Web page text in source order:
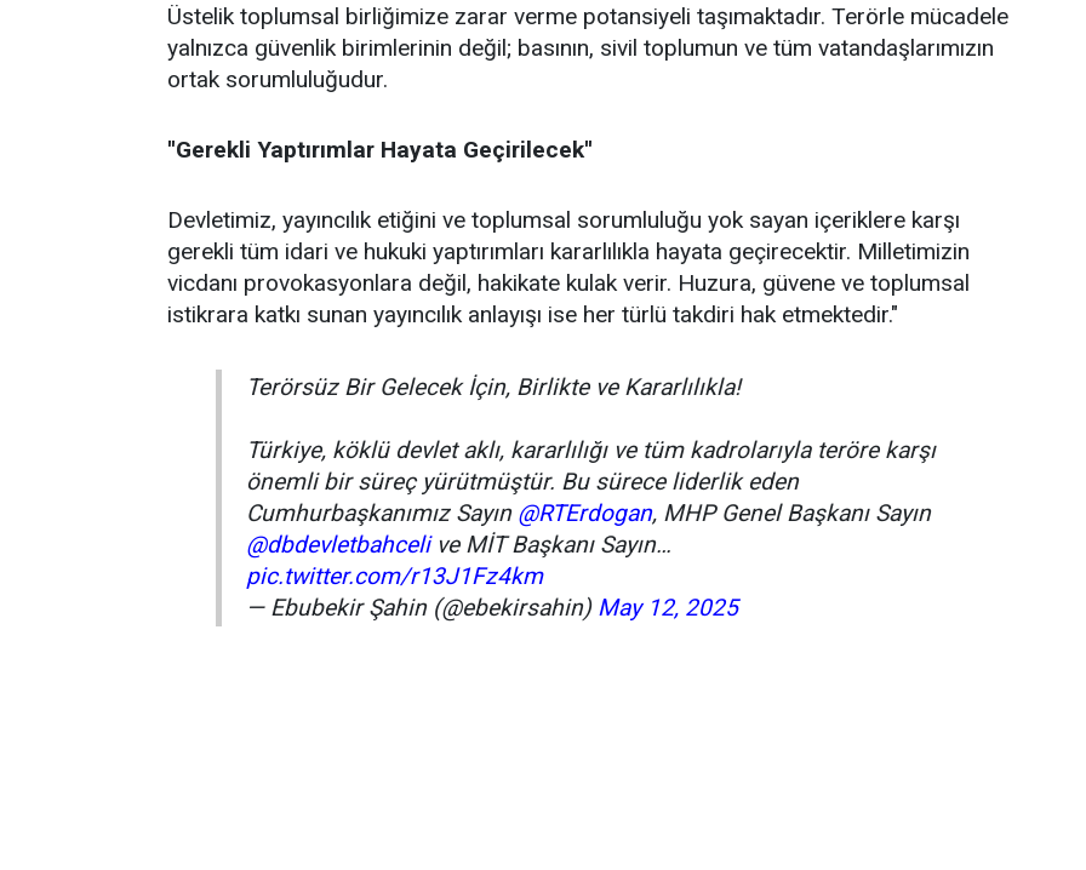
Üstelik toplumsal birliğimize zarar verme potansiyeli taşımaktadır. Terörle mücadele
yalnızca güvenlik birimlerinin değil; basının, sivil toplumun ve tüm vatandaşlarımızın
ortak sorumluluğudur.
''Gerekli Yaptırımlar Hayata Geçirilecek''
Devletimiz, yayıncılık etiğini ve toplumsal sorumluluğu yok sayan içeriklere karşı
gerekli tüm idari ve hukuki yaptırımları kararlılıkla hayata geçirecektir. Milletimizin
vicdanı provokasyonlara değil, hakikate kulak verir. Huzura, güvene ve toplumsal
istikrara katkı sunan yayıncılık anlayışı ise her türlü takdiri hak etmektedir."
Terörsüz Bir Gelecek İçin, Birlikte ve Kararlılıkla!
Türkiye, köklü devlet aklı, kararlılığı ve tüm kadrolarıyla teröre karşı
önemli bir süreç yürütmüştür. Bu sürece liderlik eden
Cumhurbaşkanımız Sayın @RTErdogan, MHP Genel Başkanı Sayın
@dbdevletbahcelive MİT Başkanı Sayın…
pic.twitter.com/r13J1Fz4km
— Ebubekir Şahin (@ebekirsahin) May 12, 2025